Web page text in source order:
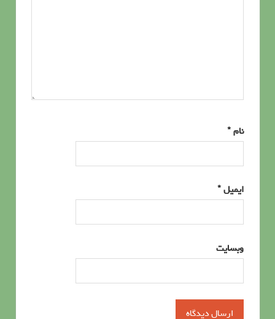
نام *
ایمیل *
وبسایت